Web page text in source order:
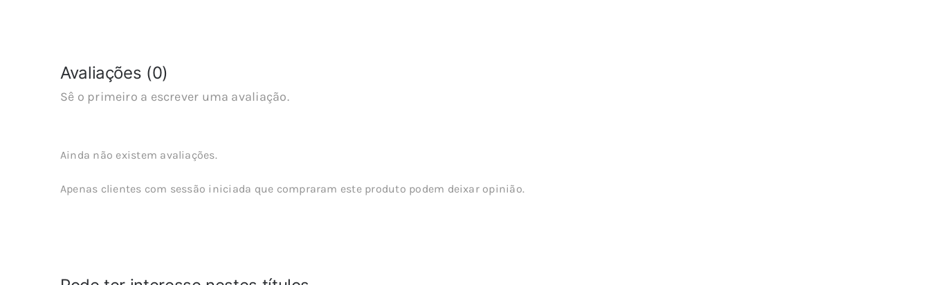
Avaliações (0)
Sê o primeiro a escrever uma avaliação.
Ainda não existem avaliações.
Apenas clientes com sessão iniciada que compraram este produto podem deixar opinião.